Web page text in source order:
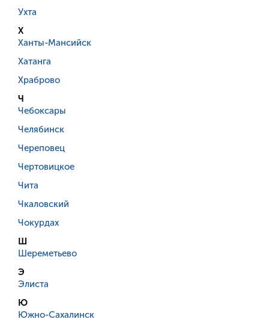
Ухта
Х
Ханты-Мансийск
Хатанга
Храброво
Ч
Чебоксары
Челябинск
Череповец
Чертовицкое
Чита
Чкаловский
Чокурдах
Ш
Шереметьево
Э
Элиста
Ю
Южно-Сахалинск